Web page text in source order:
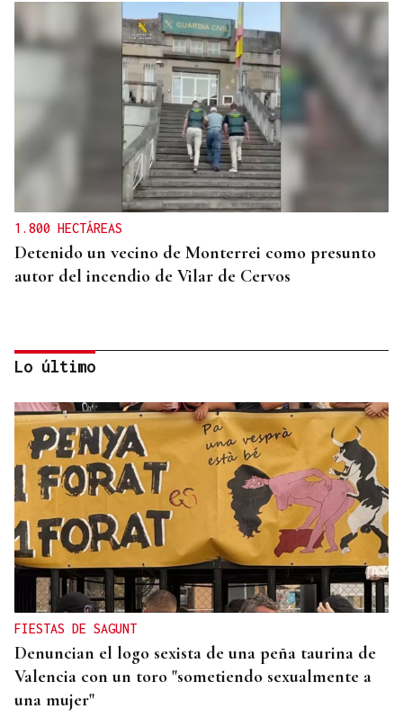
1.800 HECTÁREAS
Detenido un vecino de Monterrei como presunto
autor del incendio de Vilar de Cervos
ALIANZA
La D.O. Monterrei refuerza su proyección
enoturística junto a Expourense
Lo último
FIESTAS DE SAGUNT
Denuncian el logo sexista de una peña taurina de
Valencia con un toro "sometiendo sexualmente a
una mujer"